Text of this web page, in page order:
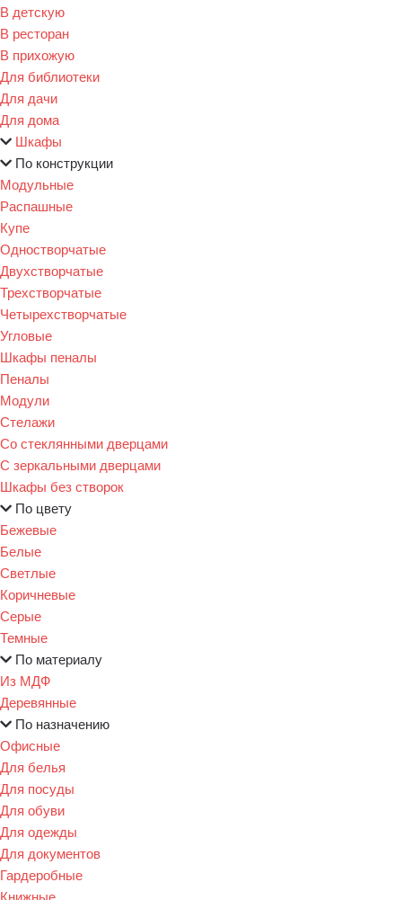
В детскую
В ресторан
В прихожую
Для библиотеки
Для дачи
Для дома
Шкафы
По конструкции
Модульные
Распашные
Купе
Одностворчатые
Двухстворчатые
Трехстворчатые
Четырехстворчатые
Угловые
Шкафы пеналы
Пеналы
Модули
Стелажи
Со стеклянными дверцами
С зеркальными дверцами
Шкафы без створок
По цвету
Бежевые
Белые
Светлые
Коричневые
Серые
Темные
По материалу
Из МДФ
Деревянные
По назначению
Офисные
Для белья
Для посуды
Для обуви
Для одежды
Для документов
Гардеробные
Книжные